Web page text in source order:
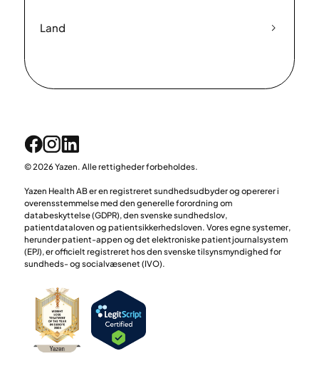
Land
© 2026 Yazen. Alle rettigheder forbeholdes.
Yazen Health AB er en registreret sundhedsudbyder og opererer i
overensstemmelse med den generelle forordning om
databeskyttelse (GDPR), den svenske sundhedslov,
patientdataloven og patientsikkerhedsloven. Vores egne systemer,
herunder patient-appen og det elektroniske patientjournalsystem
(EPJ), er officielt registreret hos den svenske tilsynsmyndighed for
sundheds- og socialvæsenet (IVO).